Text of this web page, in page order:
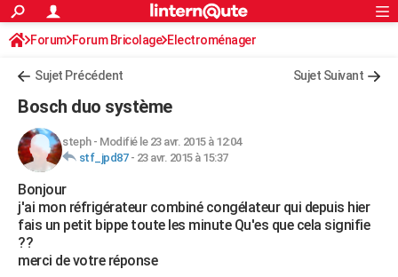
ACTUALITÉS
Politique
Société
Faits Divers
Education
Monde
Villes
+
FINANCE
Retraite
Impôts
Epargne
Immobilier
Risques naturels par ville
Banque
Assurance
Crédit
AUTO
Essais
Réserver un essai
Citadines
Berlines
SUV
Forum auto
+HIGH-TECH
Mobiles
Meilleur smartphone
Internet
Ordinateurs
Jeux vidéo
Guide high-tech
+BRICOLAGE
Forum
Aménagement intérieur
Extérieur
Cuisine
Salle de bains
Jardinage
Rangement
S'inscrire
Connexion
Forum Forum Bricolage Electroménager
Sujet Précédent Sujet Suivant
Bosch duo système
steph- Modifié le 23 avr. 2015 à 12:04
stf_jpd87- 23 avr. 2015 à 15:37
Bonjour
j'ai mon réfrigérateur combiné congélateur qui depuis hier
fais un petit bippe toute les minute Qu'es que cela signifie
??
merci de votre réponse